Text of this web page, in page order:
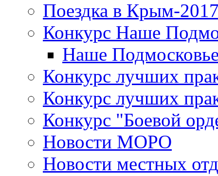
Поездка в Крым-
Конкурс Наше
Наше
Конкурс лучших
Конкурс лучших
Конкурс "Боевой
Новости МОРО
Новости местных